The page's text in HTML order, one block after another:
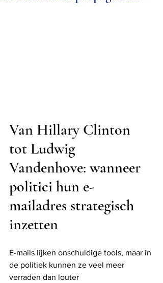
Van Hillary Clinton
tot Ludwig
Vandenhove: wanneer
politici hun e-
mailadres strategisch
inzetten
E-mails lijken onschuldige tools, maar in
de politiek kunnen ze veel meer
verraden dan louter